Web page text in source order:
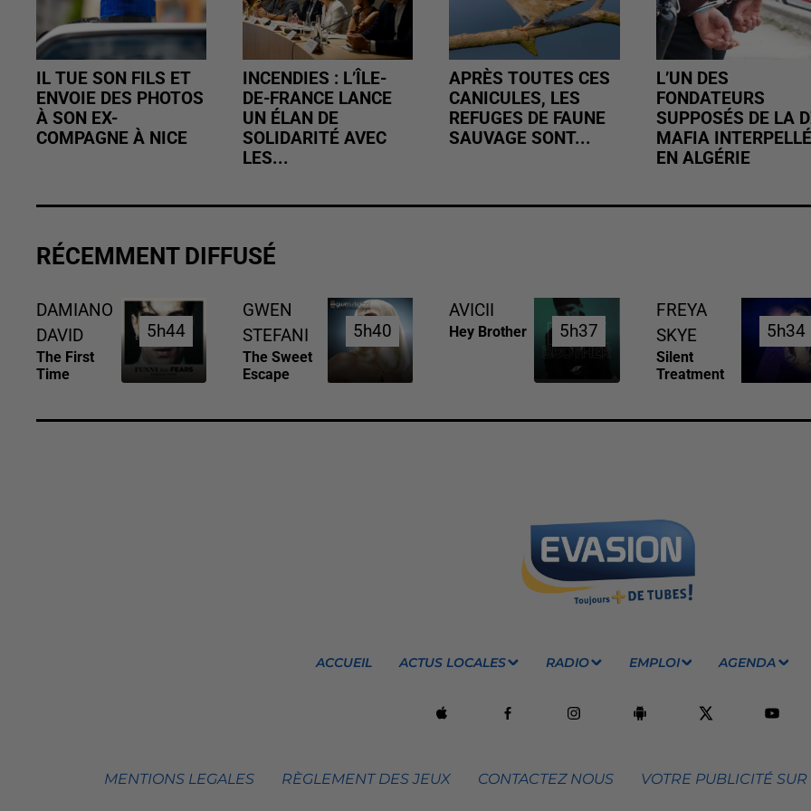
IL TUE SON FILS ET
ENVOIE DES PHOTOS
À SON EX-
COMPAGNE À NICE
INCENDIES : L’ÎLE-
DE-FRANCE LANCE
UN ÉLAN DE
SOLIDARITÉ AVEC
LES...
APRÈS TOUTES CES
CANICULES, LES
REFUGES DE FAUNE
SAUVAGE SONT...
L’UN DES
FONDATEURS
SUPPOSÉS DE LA
MAFIA INTERPELLÉ
EN ALGÉRIE
RÉCEMMENT DIFFUSÉ
DAMIANO
DAVID
The First
Time
5h44
5h44
GWEN
STEFANI
The Sweet
Escape
5h40
5h40
AVICII
Hey Brother 5h37
5h37
FREYA
SKYE
Silent
Treatment
5h34
5h34
ACCUEIL ACTUS LOCALES RADIO EMPLOI AGENDA
MENTIONS LEGALES RÈGLEMENT DES JEUX CONTACTEZ NOUS VOTRE PUBLICITÉ